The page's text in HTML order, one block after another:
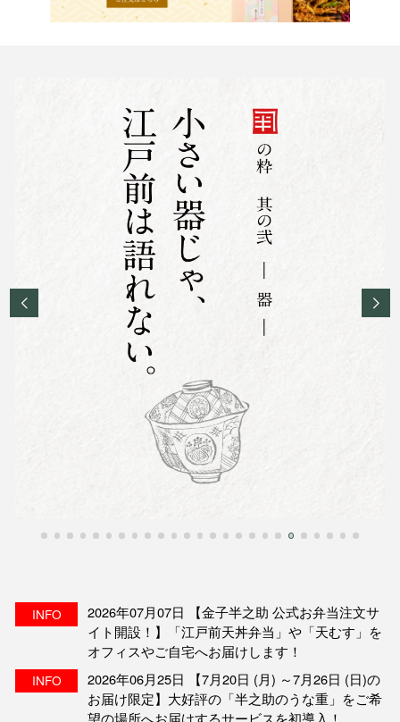
INFO
2026年07月07日 【金子半之助 公式お弁当注文サ
イト開設！】「江戸前天丼弁当」や「天むす」を
オフィスやご自宅へお届けします！
INFO
2026年06月25日 【7月20日 (月) ～7月26日 (日)の
お届け限定】大好評の「半之助のうな重」をご希
望の場所へお届けするサービスを初導入！